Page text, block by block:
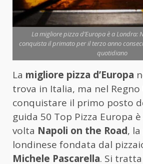
La migliore pizza d’Europa è a Londra:
conquista il primato per il terzo anno
quotidiano
La migliore pizza d’Europa
trova in Italia, ma nel Regno
conquistare il primo posto
guida 50 Top Pizza Europa
volta Napoli on the Road,
londinese fondata dal
Michele Pascarella. Si